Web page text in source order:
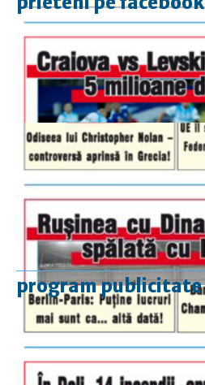
program publicitate
luni-vineri
duminică